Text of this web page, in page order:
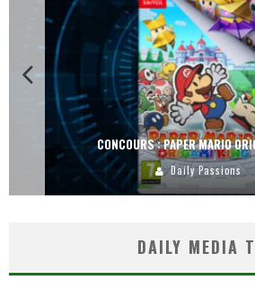
CONCOURS : PAPER MARIO
Daily Passions
DAILY MEDIA